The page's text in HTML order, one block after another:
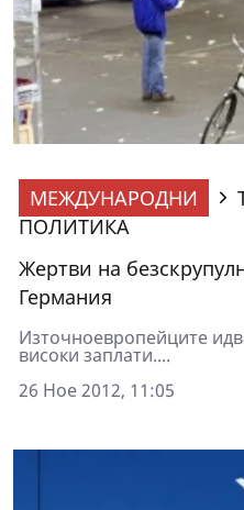
МЕЖДУНАРОДНИ
ПОЛИТИКА
Жертви на
Германия
Източноевропейците
високи заплати....
26 Ное 2012, 11:05